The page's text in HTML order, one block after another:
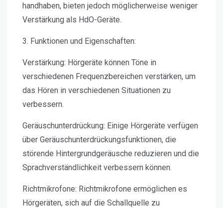
handhaben, bieten jedoch möglicherweise weniger
Verstärkung als HdO-Geräte.
3. Funktionen und Eigenschaften:
Verstärkung: Hörgeräte können Töne in
verschiedenen Frequenzbereichen verstärken, um
das Hören in verschiedenen Situationen zu
verbessern.
Geräuschunterdrückung: Einige Hörgeräte verfügen
über Geräuschunterdrückungsfunktionen, die
störende Hintergrundgeräusche reduzieren und die
Sprachverständlichkeit verbessern können.
Richtmikrofone: Richtmikrofone ermöglichen es
Hörgeräten, sich auf die Schallquelle zu